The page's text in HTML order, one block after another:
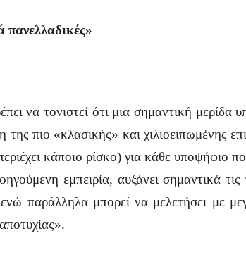
πανελλαδικές»
να τονιστεί ότι μια σημαντική μερίδα
της πιο «κλασικής» και χιλιοειπωμένης
κάποιο ρίσκο) για κάθε υποψήφιο
εμπειρία, αυξάνει σημαντικά
παράλληλα μπορεί να μελετήσει με